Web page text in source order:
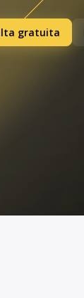
gratuita